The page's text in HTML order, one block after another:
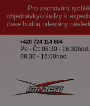
Pro zachování
objednávky/zásilky k
čase budou odeslány
+420 724 114 604
Po - Čt: 08:30 - 16:30hod
08:30 - 16:00hod